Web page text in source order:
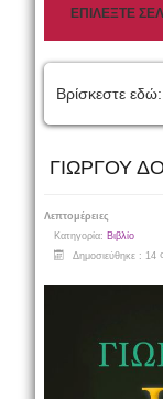
Βρίσκεστε εδώ:
ΓΙΩΡΓΟΥ
Λεπτομέρειες
Κατηγορία: Βιβλίο
Δημοσιεύθηκε : 14